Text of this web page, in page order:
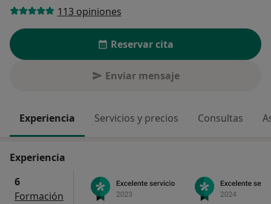
113 opiniones
Reservar cita
Enviar mensaje
Experiencia Servicios y precios Consultas
Experiencia
6
Formación